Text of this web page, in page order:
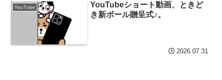
YouTube
YouTubeショート動画、ときど
き新ボール贈呈式♪。
2026.07.31